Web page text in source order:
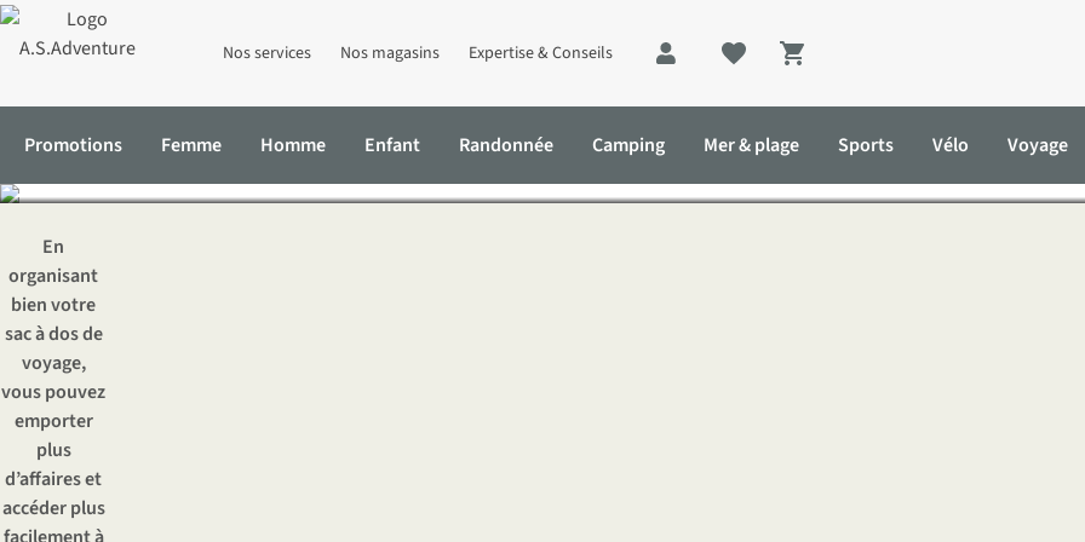
Nos services Nos magasins Expertise & Conseils
Shopping cart
Promotions Femme Homme Enfant Randonnée Camping Mer & plage Sports Vélo Voyage
Accueil Expertise & Conseils Comment bien faire votre sac à dos de voyage ?
Comment bien faire votre sac à dos
En
organisant
bien votre
sac à dos de
voyage,
vous pouvez
emporter
plus
d’affaires et
accéder plus